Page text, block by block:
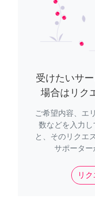
受けたいサ
場合はリク
ご希望内容、エ
数などを入力
と、そのリクエ
サポーター
リ